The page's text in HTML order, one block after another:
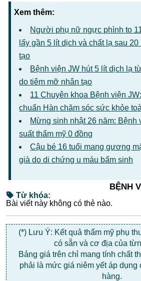
Xem thêm:
Người phụ nữ ngực phình to
lấy gần 5 lít dịch và chất lạ sau
tạo
Bệnh viện JW hút 5 lít dịch lạ
do tiêm mỡ nhân tạo
11 Chuyên khoa Bệnh viện
chuẩn Hàn chăm sóc sức khỏe
Mừng sinh nhật 26 năm: Bệnh
suất thẩm mỹ 0 đồng
Cậu bé 16 tuổi mang gương
già do di chứng u máu bẩm sinh
BỆNH
Từ khóa:
Bài viết này không có thẻ nào.
(*) Lưu Ý: Kết quả thẩm mỹ phụ
có sẵn và cơ địa của
Bảng giá trên chỉ mang tính chất
phải là mức giá niêm yết áp dụng
hàng.